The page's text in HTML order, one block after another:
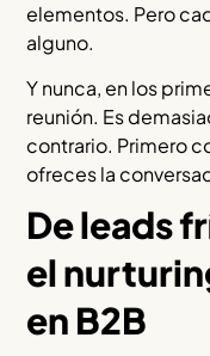
elementos. Pero
alguno.
Y nunca, en los
reunión. Es
contrario. Primero
ofreces la
De leads
el
en B2B